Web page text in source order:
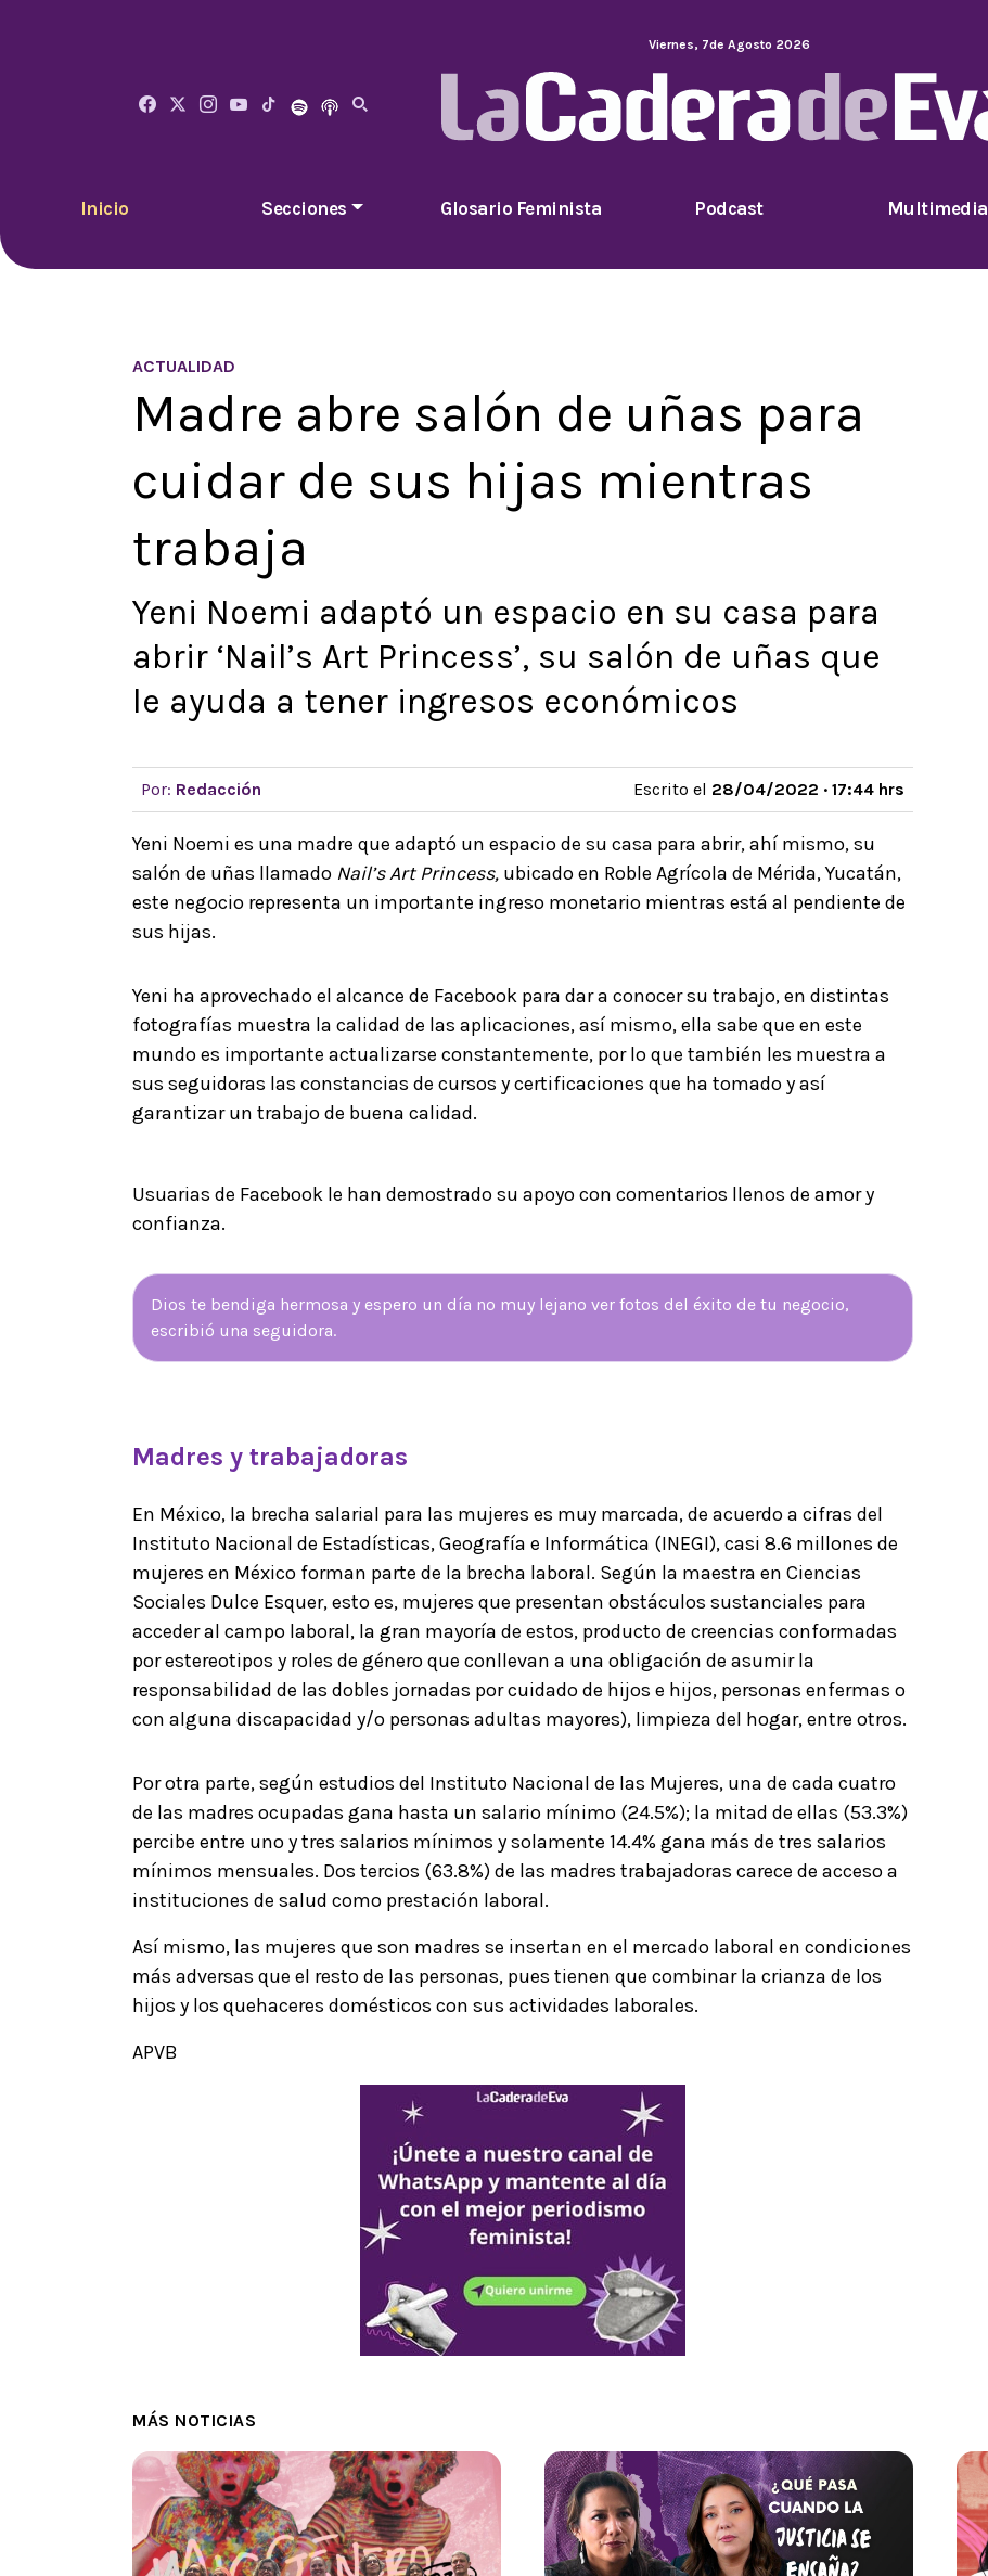
Viernes, 7de Agosto 2026
Inicio Secciones Glosario Feminista Podcast Multimedia
ACTUALIDAD
Madre abre salón de uñas para
cuidar de sus hijas mientras
trabaja
Yeni Noemi adaptó un espacio en su casa para
abrir ‘Nail’s Art Princess’, su salón de uñas que
le ayuda a tener ingresos económicos
Por: Redacción Escrito el 28/04/2022 · 17:44 hrs
Yeni Noemi es una madre que adaptó un espacio de su casa para abrir, ahí mismo, su
salón de uñas llamado Nail’s Art Princess, ubicado en Roble Agrícola de Mérida, Yucatán,
este negocio representa un importante ingreso monetario mientras está al pendiente de
sus hijas.
Yeni ha aprovechado el alcance de Facebook para dar a conocer su trabajo, en distintas
fotografías muestra la calidad de las aplicaciones, así mismo, ella sabe que en este
mundo es importante actualizarse constantemente, por lo que también les muestra a
sus seguidoras las constancias de cursos y certificaciones que ha tomado y así
garantizar un trabajo de buena calidad.
Usuarias de Facebook le han demostrado su apoyo con comentarios llenos de amor y
confianza.
Dios te bendiga hermosa y espero un día no muy lejano ver fotos del éxito de tu negocio,
escribió una seguidora.
Madres y trabajadoras
En México, la brecha salarial para las mujeres es muy marcada, de acuerdo a cifras del
Instituto Nacional de Estadísticas, Geografía e Informática (INEGI), casi 8.6 millones de
mujeres en México forman parte de la brecha laboral. Según la maestra en Ciencias
Sociales Dulce Esquer, esto es, mujeres que presentan obstáculos sustanciales para
acceder al campo laboral, la gran mayoría de estos, producto de creencias conformadas
por estereotipos y roles de género que conllevan a una obligación de asumir la
responsabilidad de las dobles jornadas por cuidado de hijos e hijos, personas enfermas o
con alguna discapacidad y/o personas adultas mayores), limpieza del hogar, entre otros.
Por otra parte, según estudios del Instituto Nacional de las Mujeres, una de cada cuatro
de las madres ocupadas gana hasta un salario mínimo (24.5%); la mitad de ellas (53.3%)
percibe entre uno y tres salarios mínimos y solamente 14.4% gana más de tres salarios
mínimos mensuales. Dos tercios (63.8%) de las madres trabajadoras carece de acceso a
instituciones de salud como prestación laboral.
Así mismo, las mujeres que son madres se insertan en el mercado laboral en condiciones
más adversas que el resto de las personas, pues tienen que combinar la crianza de los
hijos y los quehaceres domésticos con sus actividades laborales.
APVB
MÁS NOTICIAS